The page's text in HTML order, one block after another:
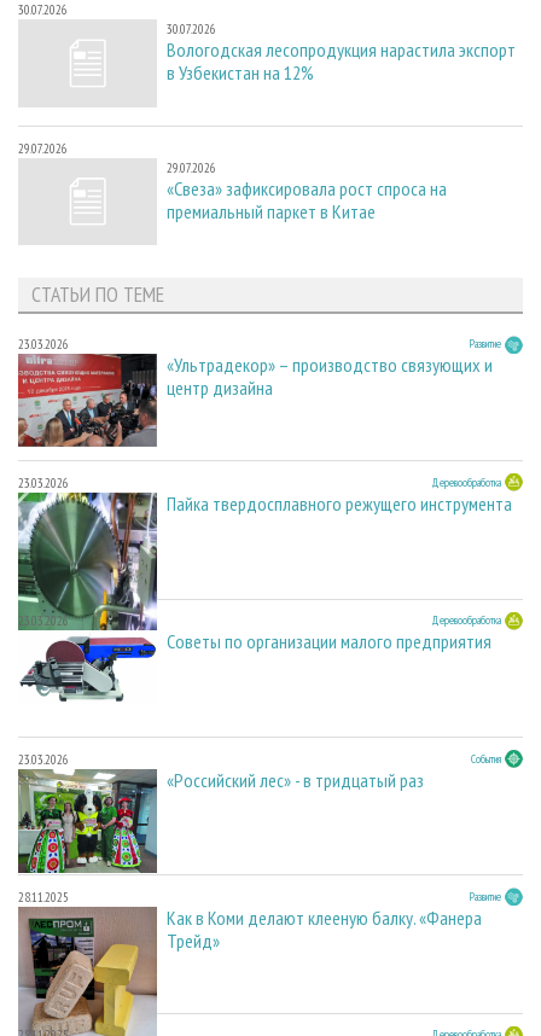
30.07.2026
30.07.2026
Вологодская лесопродукция нарастила экспорт
в Узбекистан на 12%
29.07.2026
29.07.2026
«Свеза» зафиксировала рост спроса на
премиальный паркет в Китае
СТАТЬИ ПО ТЕМЕ
23.03.2026 Развитие
«Ультрадекор» – производство связующих и
центр дизайна
23.03.2026 Деревообработка
Пайка твердосплавного режущего инструмента
23.03.2026 Деревообработка
Советы по организации малого предприятия
23.03.2026 События
«Российский лес» - в тридцатый раз
28.11.2025 Развитие
Как в Коми делают клееную балку. «Фанера
Трейд»